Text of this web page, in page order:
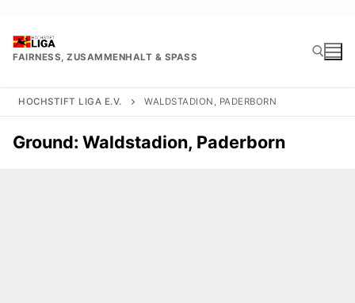
springen
FAIRNESS, ZUSAMMENHALT & SPASS
HOCHSTIFT LIGA E.V. WALDSTADION, PADERBORN
Ground: Waldstadion, Paderborn